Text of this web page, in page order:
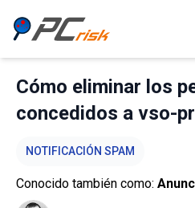
Cómo eliminar los
concedidos a vso-
NOTIFICACIÓN SPAM
Conocido también como: